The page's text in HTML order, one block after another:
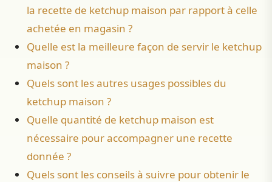
la recette de ketchup maison par rapport à celle
achetée en magasin ?
Quelle est la meilleure façon de servir le ketchup
maison ?
Quels sont les autres usages possibles du
ketchup maison ?
Quelle quantité de ketchup maison est
nécessaire pour accompagner une recette
donnée ?
Quels sont les conseils à suivre pour obtenir le